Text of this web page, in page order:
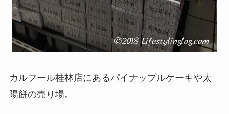
カルフール桂林店にあるパイナップルケーキや太
陽餅の売り場。